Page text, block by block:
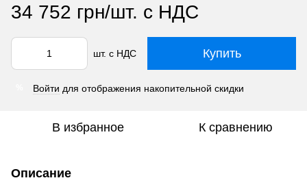
34 752 грн/шт. с НДС
шт. с НДС Купить
Войти для отображения накопительной скидки
В избранное К сравнению
Описание